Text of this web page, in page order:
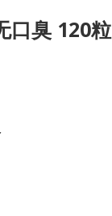
口臭 120粒